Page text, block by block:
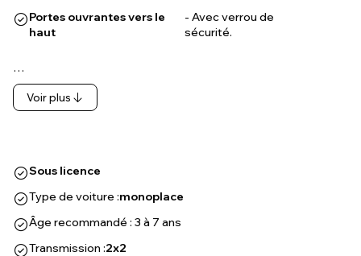
Portes ouvrantes vers le
haut
- Avec verrou de
sécurité.
…
Voir plus
Sous licence
Type de voiture :monoplace
Âge recommandé : 3 à 7 ans
Transmission :2x2